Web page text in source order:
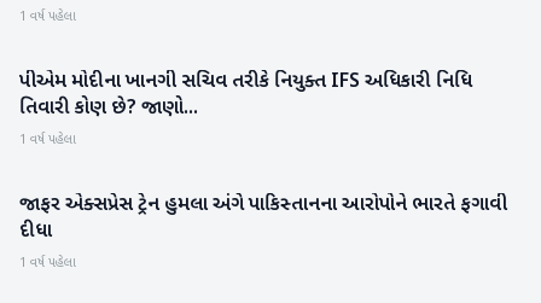
1 વર્ષ પહેલા
રાષ્ટ્રીય
પીએમ મોદીના ખાનગી સચિવ તરીકે નિયુક્ત IFS અધિકારી નિધિ
તિવારી કોણ છે? જાણો...
1 વર્ષ પહેલા
રાષ્ટ્રીય
જાફર એક્સપ્રેસ ટ્રેન હુમલા અંગે પાકિસ્તાનના આરોપોને ભારતે ફગાવી
દીધા
1 વર્ષ પહેલા